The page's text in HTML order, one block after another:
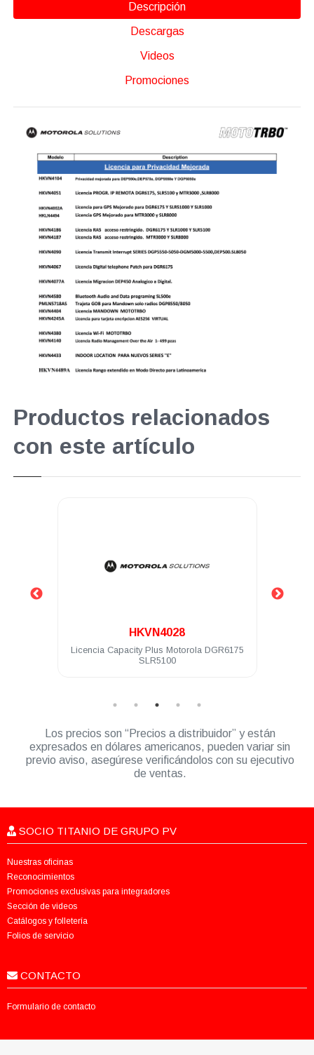
Descripción
Descargas
Videos
Promociones
Productos relacionados
con este artículo
Capacity Plus Motorola DGR6175
Licencia servicio
Los precios son “Precios a distribuidor” y están
expresados en dólares americanos, pueden variar sin
previo aviso, asegúrese verificándolos con su ejecutivo
de ventas.
SOCIO TITANIO DE GRUPO PV
Nuestras oficinas
Reconocimientos
Promociones exclusivas para integradores
Sección de videos
Catálogos y folletería
Folios de servicio
CONTACTO
Formulario de contacto